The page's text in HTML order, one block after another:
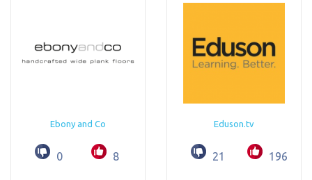
Ebony and Co
0 8
Eduson.tv
21 196